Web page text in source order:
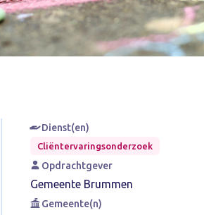
Dienst(en)
Cliëntervaringsonderzoek
Opdrachtgever
Gemeente Brummen
Gemeente(n)